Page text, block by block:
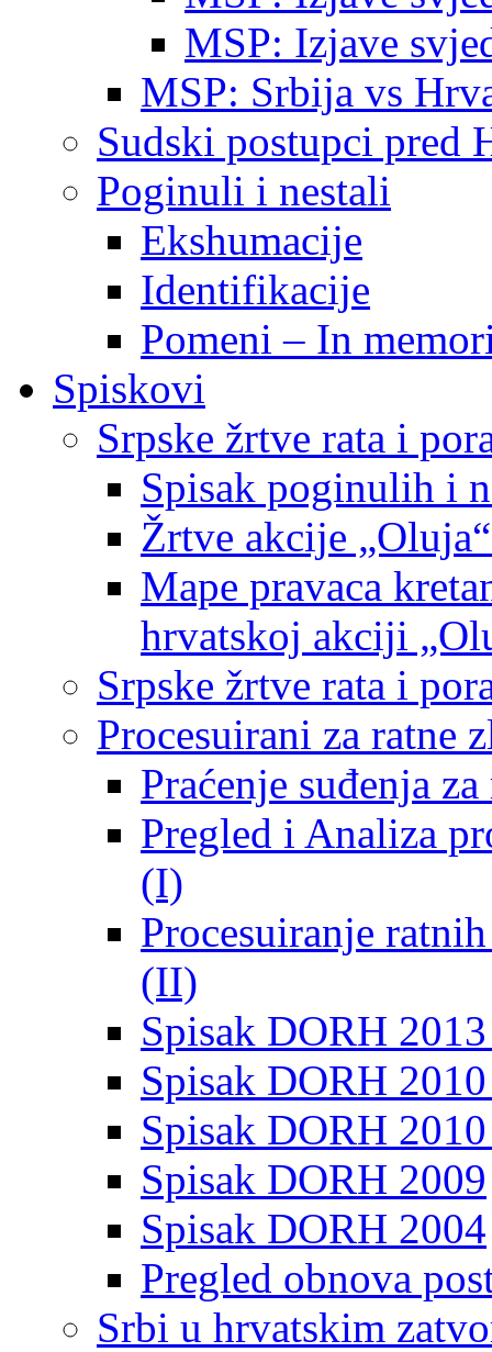
MSP: Izjave
MSP: Srbija vs
Sudski postupci pred
Poginuli i nestali
Ekshumacije
Identifikacije
Pomeni – In
Spiskovi
Srpske žrtve rata i
Spisak poginulih i
Žrtve akcije
Mape pravaca
hrvatskoj akciji
Srpske žrtve rata i
Procesuirani za ratne
Praćenje suđenja
Pregled i Analiza
(I)
Procesuiranje
(II)
Spisak DORH
Spisak DORH
Spisak DORH
Spisak DORH 2009
Spisak DORH 2004
Pregled obnova
Srbi u hrvatskim